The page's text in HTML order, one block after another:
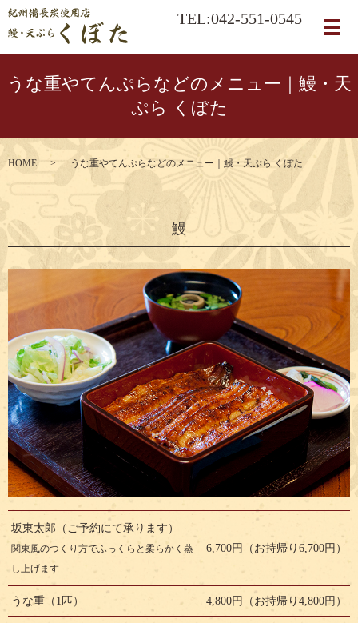
TEL:042-551-0545
メ
うな重やてんぷらなどのメニュー｜鰻・天
ぷら くぼた
HOME うな重やてんぷらなどのメニュー｜鰻・天ぷら くぼた
鰻
坂東太郎（ご予約にて承ります）
関東風のつくり方でふっくらと柔らかく蒸
し上げます
6,700円（お持帰り6,700円）
うな重（1匹） 4,800円（お持帰り4,800円）